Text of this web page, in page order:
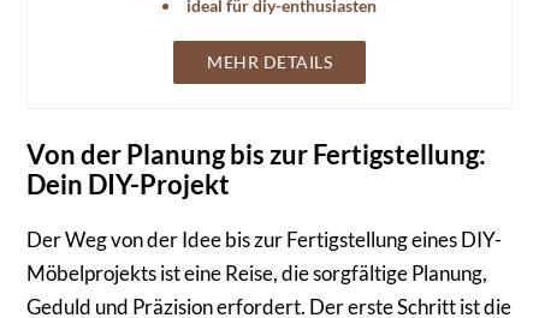
ideal für diy-enthusiasten
MEHR DETAILS
Von der Planung bis zur Fertigstellung:
Dein DIY-Projekt
Der Weg von der Idee bis zur Fertigstellung eines DIY-
Möbelprojekts ist eine Reise, die sorgfältige Planung,
Geduld und Präzision erfordert. Der erste Schritt ist die